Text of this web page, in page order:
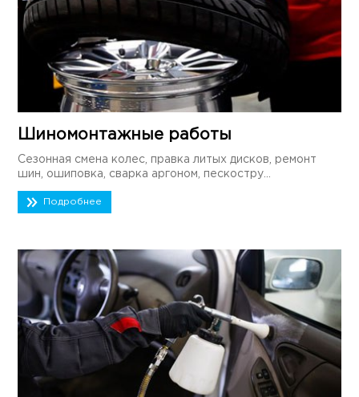
Шиномонтажные работы
Сезонная смена колес, правка литых дисков, ремонт
шин, ошиповка, сварка аргоном, пескостру...
Подробнее